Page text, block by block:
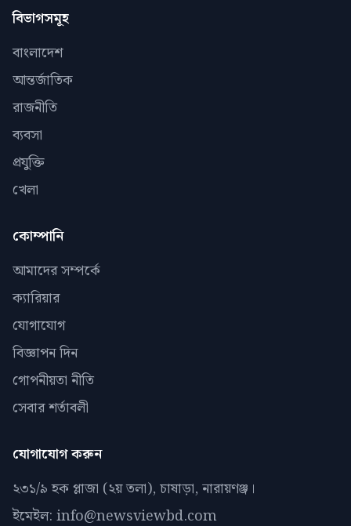
বিভাগসমূহ
বাংলাদেশ
আন্তর্জাতিক
রাজনীতি
ব্যবসা
প্রযুক্তি
খেলা
কোম্পানি
আমাদের সম্পর্কে
ক্যারিয়ার
যোগাযোগ
বিজ্ঞাপন দিন
গোপনীয়তা নীতি
সেবার শর্তাবলী
যোগাযোগ করুন
২৩১/৯ হক প্লাজা (২য় তলা), চাষাড়া, নারায়ণঞ্জ।
ইমেইল: info@newsviewbd.com